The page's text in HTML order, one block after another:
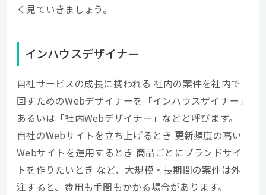
く見ていきましょう。
インハウスデザイナー
自社サービスの成長に携われる 社内の案件を社内で
回すためのWebデザイナーを「インハウスザイナー」
あるいは「社内Webデザイナー」などと呼びます。
自社のWebサイトを立ち上げるとき 更新頻度の高い
Webサイトを運用するとき 商品ごとにブランドサイ
トを作りたいとき など、大規模・長期間の案件は外
注すると、費用も手間もかかる場合があります。